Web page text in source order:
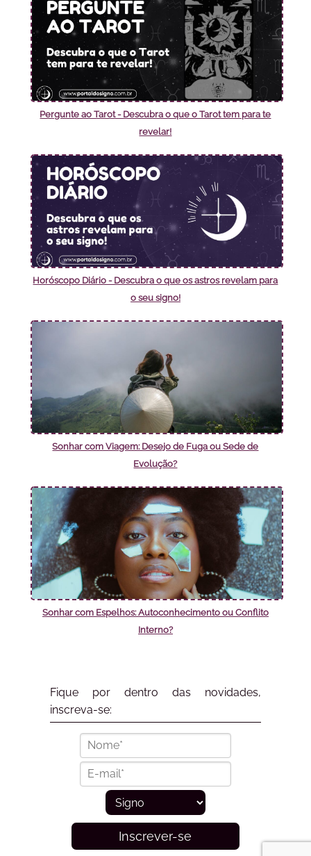
Pergunte ao Tarot - Descubra o que o Tarot tem para te
revelar!
Horóscopo Diário - Descubra o que os astros revelam para
o seu signo!
Sonhar com Viagem: Desejo de Fuga ou Sede de
Evolução?
Sonhar com Espelhos: Autoconhecimento ou Conflito
Interno?
Fique por dentro das novidades,
inscreva-se:
Inscrever-se